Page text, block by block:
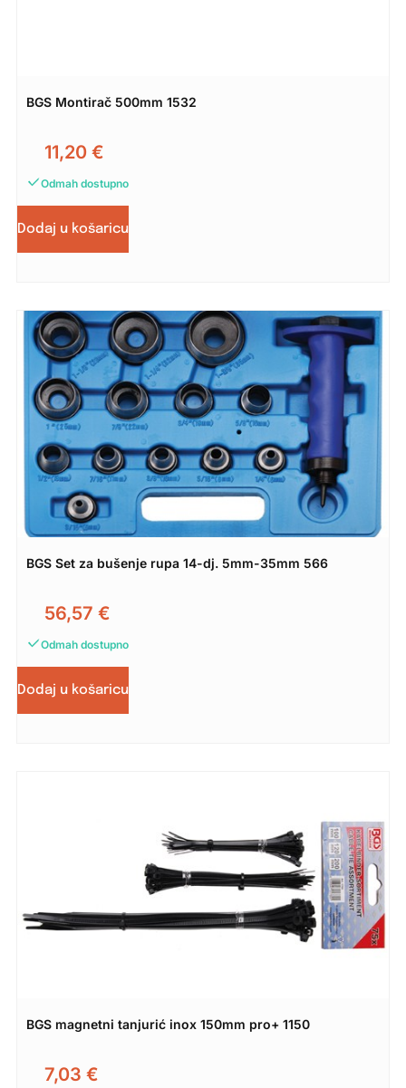
BGS Montirač 500mm 1532
11,20 €
Odmah dostupno
Dodaj u košaricu
BGS Set za bušenje rupa 14-dj. 5mm-35mm 566
56,57 €
Odmah dostupno
Dodaj u košaricu
BGS magnetni tanjurić inox 150mm pro+ 1150
7,03 €